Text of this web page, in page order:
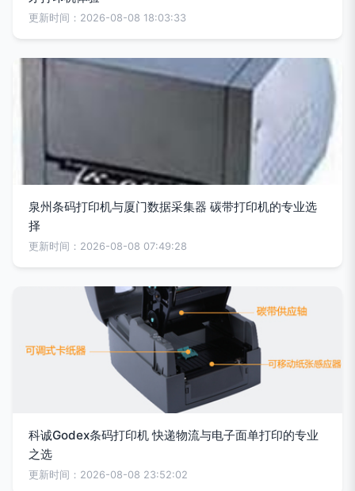
更新时间：2026-08-08 18:03:33
泉州条码打印机与厦门数据采集器 碳带打印机的专业选
择
更新时间：2026-08-08 07:49:28
科诚Godex条码打印机 快递物流与电子面单打印的专业
之选
更新时间：2026-08-08 23:52:02